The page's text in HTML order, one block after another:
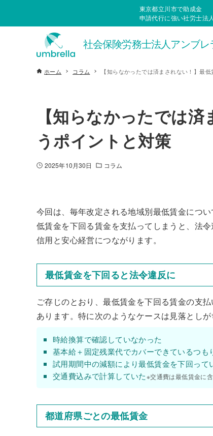
東京都立川市で助成金
申請代行に強い社労士法人
ホーム コラム 【知らなかったでは済まされない！】最
【知らなかったでは
うポイントと対策
2025年10月30日 コラム
今回は、毎年改定される地域別最低賃金につ
低賃金を下回る賃金を支払ってしまうと、法
信用と安心経営につながります。
最低賃金を下回ると法令違反に
ご存じのとおり、最低賃金を下回る賃金の支
あります。特に次のようなケースは見落としが
時給換算で確認していなかった
基本給＋固定残業代でカバーできているつも
試用期間中の減額により最低賃金を下回って
交通費込みで計算していた※交通費は最低賃金に
都道府県ごとの最低賃金